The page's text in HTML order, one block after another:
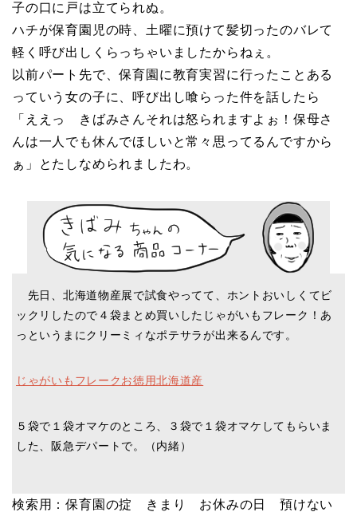
子の口に戸は立てられぬ。
ハチが保育園児の時、土曜に預けて髪切ったのバレて
軽く呼び出しくらっちゃいましたからねぇ。
以前パート先で、保育園に教育実習に行ったことある
っていう女の子に、呼び出し喰らった件を話したら
「ええっ きばみさんそれは怒られますよぉ！保母さ
んは一人でも休んでほしいと常々思ってるんですから
ぁ」とたしなめられましたわ。
先日、北海道物産展で試食やってて、ホントおいしくてビ
ックリしたので４袋まとめ買いしたじゃがいもフレーク！あ
っというまにクリーミィなポテサラが出来るんです。
じゃがいもフレークお徳用北海道産
５袋で１袋オマケのところ、３袋で１袋オマケしてもらいま
した、阪急デパートで。（内緒）
検索用：保育園の掟 きまり お休みの日 預けない